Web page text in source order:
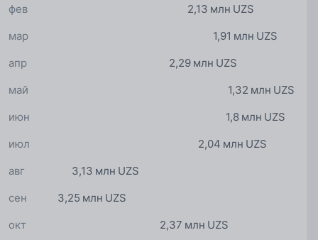
2,13 млн UZS
фев
1,91 млн UZS
мар
2,29 млн UZS
апр
1,32 млн UZS
май
1,8 млн UZS
июн
2,04 млн UZS
июл
3,13 млн UZS
авг
3,25 млн UZS
сен
2,37 млн UZS
окт